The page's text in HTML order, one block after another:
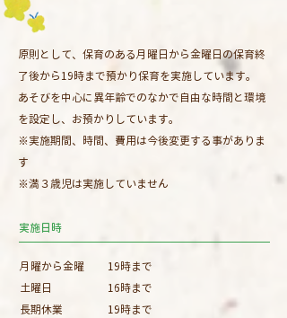
原則として、保育のある月曜日から金曜日の保育終
了後から19時まで預かり保育を実施しています。
あそびを中心に異年齢でのなかで自由な時間と環境
を設定し、お預かりしています。
※実施期間、時間、費用は今後変更する事がありま
す
​※満３歳児は実施していません
実施日時
​月曜から金曜
19時まで
土曜日
16時まで
長期休業
19時まで